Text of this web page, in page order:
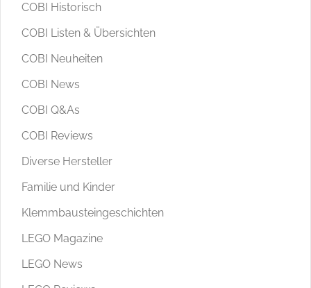
COBI Historisch
COBI Listen & Übersichten
COBI Neuheiten
COBI News
COBI Q&As
COBI Reviews
Diverse Hersteller
Familie und Kinder
Klemmbausteingeschichten
LEGO Magazine
LEGO News